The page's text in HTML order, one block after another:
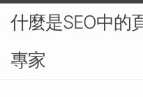
什麼是SEO中的
專家